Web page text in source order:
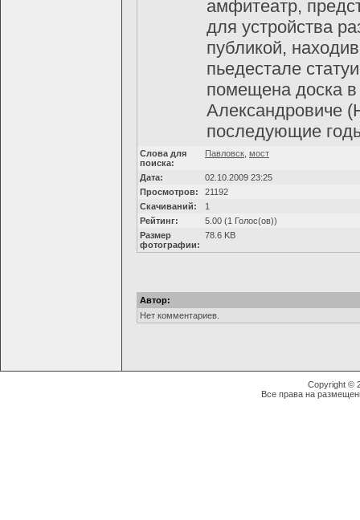
амфитеатр,
для устройства
публикой,
пьедестале
помещена доска
Александровиче
последующие
Слова для
поиска:
Павловск мост
Дата:
02.10.2009 23:25
Просмотров:
21192
Скачиваний:
1
Рейтинг:
5.00 (1 Голос(ов))
Размер
фотографии:
78.6 KB
Автор:
Нет комментариев.
Copyright ©
Все права на